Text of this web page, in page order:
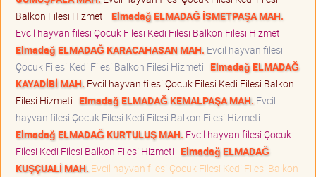
Balkon Filesi Hizmeti Elmadağ ELMADAĞ İSMETPAŞA MAH.
Evcil hayvan filesi Çocuk Filesi Kedi Filesi Balkon Filesi Hizmeti
Elmadağ ELMADAĞ KARACAHASAN MAH. Evcil hayvan filesi
Çocuk Filesi Kedi Filesi Balkon Filesi Hizmeti Elmadağ ELMADAĞ
KAYADİBİ MAH. Evcil hayvan filesi Çocuk Filesi Kedi Filesi Balkon
Filesi Hizmeti Elmadağ ELMADAĞ KEMALPAŞA MAH. Evcil
hayvan filesi Çocuk Filesi Kedi Filesi Balkon Filesi Hizmeti
Elmadağ ELMADAĞ KURTULUŞ MAH. Evcil hayvan filesi Çocuk
Filesi Kedi Filesi Balkon Filesi Hizmeti Elmadağ ELMADAĞ
KUŞÇUALİ MAH. Evcil hayvan filesi Çocuk Filesi Kedi Filesi Balkon